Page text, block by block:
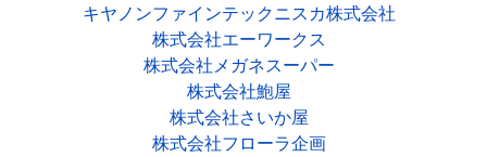
キヤノンファインテックニスカ株式会社
株式会社エーワークス
株式会社メガネスーパー
株式会社鮑屋
株式会社さいか屋
株式会社フローラ企画